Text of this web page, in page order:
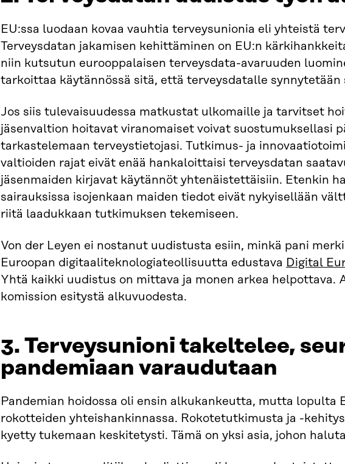
EU:ssa luodaan kovaa vauhtia terveysunionia eli yhteistä
Terveysdatan jakamisen kehittäminen on EU:n
niin kutsutun eurooppalaisen terveysdata-avaruuden
tarkoittaa käytännössä sitä, että terveysdatalle synnytetään
Jos siis tulevaisuudessa matkustat ulkomaille ja tarvitset
jäsenvaltion hoitavat viranomaiset voivat suostumuksellasi
tarkastelemaan terveystietojasi. Tutkimus- ja
valtioiden rajat eivät enää hankaloittaisi terveysdatan
jäsenmaiden kirjavat käytännöt yhtenäistettäisiin. Etenkin
sairauksissa isojenkaan maiden tiedot eivät nykyisellään
riitä laadukkaan tutkimuksen tekemiseen.
Von der Leyen ei nostanut uudistusta esiin, minkä pani
Euroopan digitaaliteknologiateollisuutta edustava Digital
Yhtä kaikki uudistus on mittava ja monen arkea helpottava.
komission esitystä alkuvuodesta.
3. Terveysunioni takeltelee,
pandemiaan varaudutaan
Pandemian hoidossa oli ensin alkukankeutta, mutta lopulta
rokotteiden yhteishankinnassa. Rokotetutkimusta ja -
kyetty tukemaan keskitetysti. Tämä on yksi asia, johon